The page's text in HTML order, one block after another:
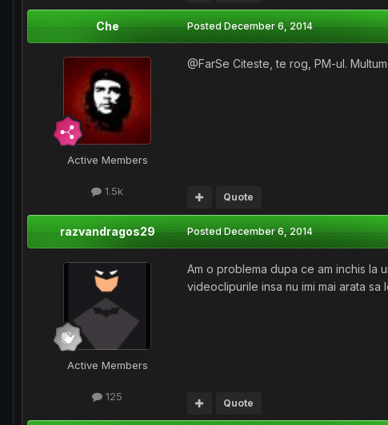
Che
Active Members
1.5k
PostedDecember 6, 2014
@FarSe Citeste, te rog, PM-ul.
Quote
razvandragos29
Active Members
125
PostedDecember 6, 2014
Am o problema dupa ce am inchis la
videoclipurile insa nu imi mai arata sa
Quote